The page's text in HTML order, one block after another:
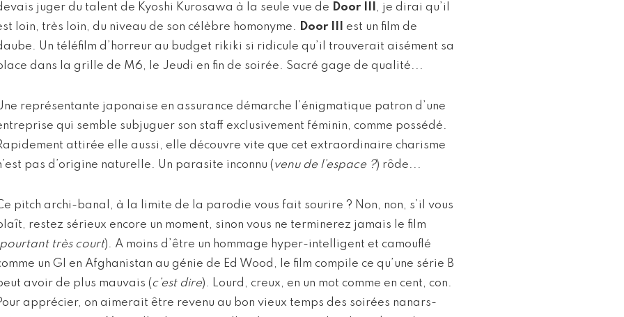
juger du talent de Kyoshi Kurosawa à la seule vue de Door III
, je dirai qu’il
loin, très loin, du niveau de son célèbre homonyme. Door III
est un film de
Un téléfilm d’horreur au budget rikiki si ridicule qu’il trouverait aisément sa
dans la grille de M6, le Jeudi en fin de soirée. Sacré gage de qualité...
représentante japonaise en assurance démarche l’énigmatique patron d’une
qui semble subjuguer son staff exclusivement féminin, comme possédé.
attirée elle aussi, elle découvre vite que cet extraordinaire charisme
pas d’origine naturelle. Un parasite inconnu (venu de l’espace ?) rôde...
pitch archi-banal, à la limite de la parodie vous fait sourire ? Non, non, s’il vous
restez sérieux encore un moment, sinon vous ne terminerez jamais le film
pourtant très court). A moins d’être un hommage hyper-intelligent et camouflé
un GI en Afghanistan au génie de Ed Wood, le film compile ce qu’une série B
avoir de plus mauvais (c’est dire). Lourd, creux, en un mot comme en cent, con.
apprécier, on aimerait être revenu au bon vieux temps des soirées nanars-